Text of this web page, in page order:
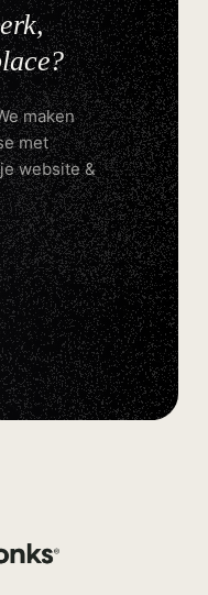
maken
met
website &